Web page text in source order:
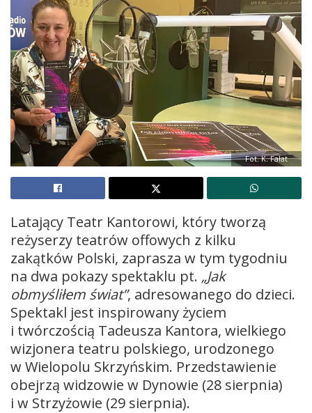
Fot. K. Fałat
Latający Teatr Kantorowi, który tworzą
reżyserzy teatrów offowych z kilku
zakątków Polski, zaprasza w tym tygodniu
na dwa pokazy spektaklu pt. „Jak
obmyśliłem świat”, adresowanego do dzieci.
Spektakl jest inspirowany życiem
i twórczością Tadeusza Kantora, wielkiego
wizjonera teatru polskiego, urodzonego
w Wielopolu Skrzyńskim. Przedstawienie
obejrzą widzowie w Dynowie (28 sierpnia)
i w Strzyżowie (29 sierpnia).